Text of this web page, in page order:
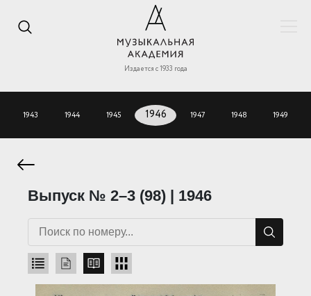
Издается с 1933 года
1943 1944 1945 1946 1947 1948 1949
Выпуск № 2–3 (98) | 1946